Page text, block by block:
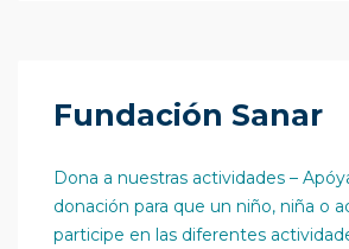
Fundación Sanar
Dona a nuestras actividades –
donación para que un niño, niña o
participe en las diferentes